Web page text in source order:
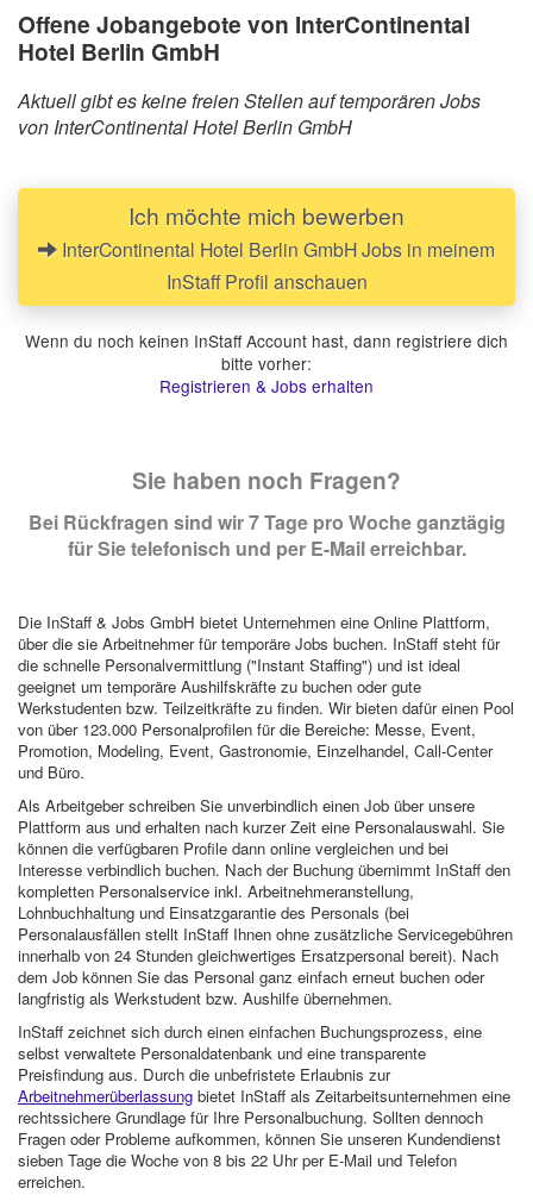
Offene Jobangebote von InterContinental
Hotel Berlin GmbH
Aktuell gibt es keine freien Stellen auf temporären Jobs
von InterContinental Hotel Berlin GmbH
Ich möchte mich bewerben
InterContinental Hotel Berlin GmbH Jobs in meinem
InStaff Profil anschauen
Wenn du noch keinen InStaff Account hast, dann registriere dich
bitte vorher:
Registrieren & Jobs erhalten
Sie haben noch Fragen?
Bei Rückfragen sind wir 7 Tage pro Woche ganztägig
für Sie telefonisch und per E-Mail erreichbar.
Die InStaff & Jobs GmbH bietet Unternehmen eine Online Plattform,
über die sie Arbeitnehmer für temporäre Jobs buchen. InStaff steht für
die schnelle Personalvermittlung ("Instant Staffing") und ist ideal
geeignet um temporäre Aushilfskräfte zu buchen oder gute
Werkstudenten bzw. Teilzeitkräfte zu finden. Wir bieten dafür einen Pool
von über 123.000 Personalprofilen für die Bereiche: Messe, Event,
Promotion, Modeling, Event, Gastronomie, Einzelhandel, Call-Center
und Büro.
Als Arbeitgeber schreiben Sie unverbindlich einen Job über unsere
Plattform aus und erhalten nach kurzer Zeit eine Personalauswahl. Sie
können die verfügbaren Profile dann online vergleichen und bei
Interesse verbindlich buchen. Nach der Buchung übernimmt InStaff den
kompletten Personalservice inkl. Arbeitnehmeranstellung,
Lohnbuchhaltung und Einsatzgarantie des Personals (bei
Personalausfällen stellt InStaff Ihnen ohne zusätzliche Servicegebühren
innerhalb von 24 Stunden gleichwertiges Ersatzpersonal bereit). Nach
dem Job können Sie das Personal ganz einfach erneut buchen oder
langfristig als Werkstudent bzw. Aushilfe übernehmen.
InStaff zeichnet sich durch einen einfachen Buchungsprozess, eine
selbst verwaltete Personaldatenbank und eine transparente
Preisfindung aus. Durch die unbefristete Erlaubnis zur
Arbeitnehmerüberlassung bietet InStaff als Zeitarbeitsunternehmen eine
rechtssichere Grundlage für Ihre Personalbuchung. Sollten dennoch
Fragen oder Probleme aufkommen, können Sie unseren Kundendienst
sieben Tage die Woche von 8 bis 22 Uhr per E-Mail und Telefon
erreichen.